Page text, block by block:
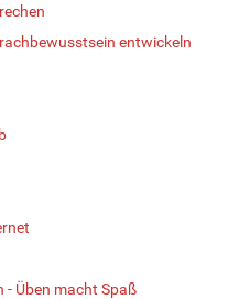
entwickeln
- Üben macht Spaß